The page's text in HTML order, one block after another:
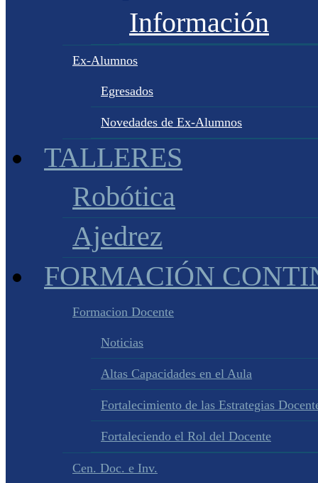
Información
Ex-Alumnos
Egresados
Novedades de Ex-Alumnos
TALLERES
Robótica
Ajedrez
FORMACIÓN
Formacion Docente
Noticias
Altas Capacidades en el Aula
Fortalecimiento de las Estrategias
Fortaleciendo el Rol del Docente
Cen. Doc. e Inv.